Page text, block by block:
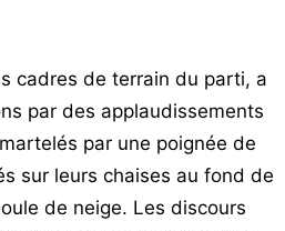
cadres de terrain du parti, a
par des applaudissements
par une poignée de
sur leurs chaises au fond de
de neige. Les discours